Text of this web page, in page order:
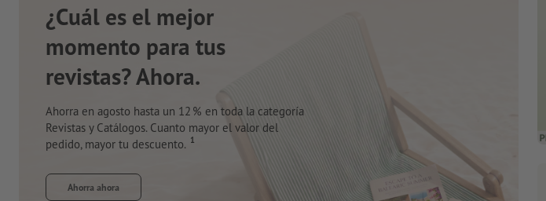
Nuevos cuadernos de
notas
Con innovadores materiales como restos de
Pide ahora